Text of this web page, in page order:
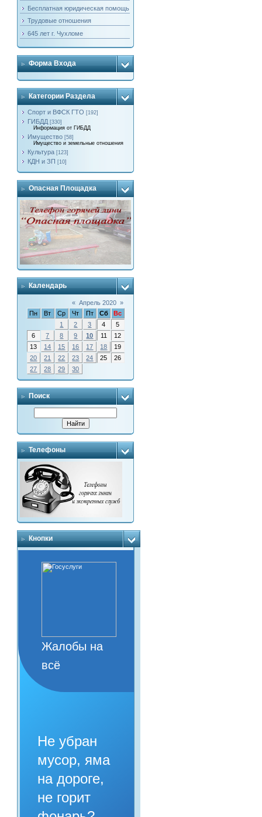
Бесплатная юридическая помощь
Трудовые отношения
645 лет г. Чухломе
Форма Входа
Категории Раздела
Спорт и ВФСК ГТО [192]
ГИБДД [330]
Информация от ГИБДД
Имущество [58]
Имущество и земельные отношения
Культура [123]
КДН и ЗП [10]
Опасная Площадка
Календарь
« Апрель 2020 »
Пн
Вт Ср Чт Пт Сб
Вс
1
2 3 4
5
6
7 8 9 10 11
12
13
14 15 16 17 18
19
20
21 22 23 24 25
26
27
28 29 30
Поиск
Телефоны
Кнопки
Жалобы на
всё
Не убран
мусор, яма
на дороге,
не горит